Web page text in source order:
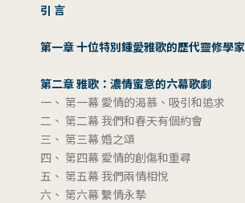
引 言
第一章 十位特別鍾愛雅歌的歷代靈修學家
第二章 雅歌：濃情蜜意的六幕歌劇
一、 第一幕 愛情的渴慕、吸引和追求
二、 第二幕 我們和春天有個約會
三、 第三幕 婚之頌
四、 第四幕 愛情的創傷和重尋
五、 第五幕 我們兩情相悅
六、 第六幕 繫情永摯